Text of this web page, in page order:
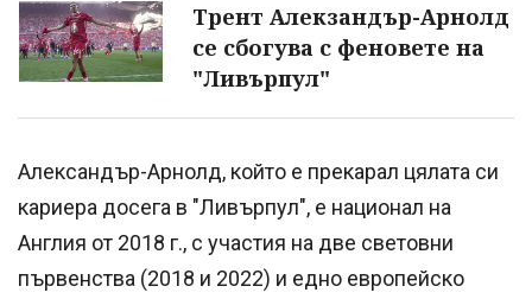
Трент Алекзандър-Арнолд
се сбогува с феновете на
"Ливърпул"
Александър-Арнолд, който е прекарал цялата си
кариера досега в "Ливърпул", е национал на
Англия от 2018 г., с участия на две световни
първенства (2018 и 2022) и едно европейско